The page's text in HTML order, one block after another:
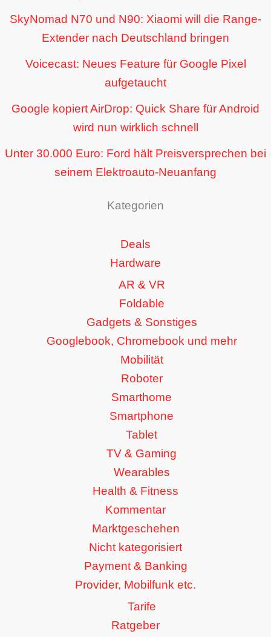
SkyNomad N70 und N90: Xiaomi will die Range-
Extender nach Deutschland bringen
Voicecast: Neues Feature für Google Pixel
aufgetaucht
Google kopiert AirDrop: Quick Share für Android
wird nun wirklich schnell
Unter 30.000 Euro: Ford hält Preisversprechen bei
seinem Elektroauto-Neuanfang
Kategorien
Deals
Hardware
AR & VR
Foldable
Gadgets & Sonstiges
Googlebook, Chromebook und mehr
Mobilität
Roboter
Smarthome
Smartphone
Tablet
TV & Gaming
Wearables
Health & Fitness
Kommentar
Marktgeschehen
Nicht kategorisiert
Payment & Banking
Provider, Mobilfunk etc.
Tarife
Ratgeber